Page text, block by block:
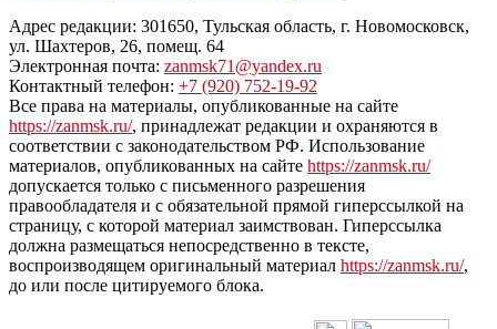
Адрес редакции: 301650, Тульская область, г. Новомосковск,
ул. Шахтеров, 26, помещ. 64
Электронная почта: zanmsk71@yandex.ru
Контактный телефон: +7 (920) 752-19-92
Все права на материалы, опубликованные на сайте
https://zanmsk.ru/, принадлежат редакции и охраняются в
соответствии с законодательством РФ. Использование
материалов, опубликованных на сайте https://zanmsk.ru/
допускается только с письменного разрешения
правообладателя и с обязательной прямой гиперссылкой на
страницу, с которой материал заимствован. Гиперссылка
должна размещаться непосредственно в тексте,
воспроизводящем оригинальный материал https://zanmsk.ru/,
до или после цитируемого блока.